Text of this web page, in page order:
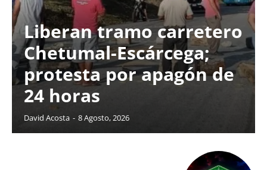
Liberan tramo carretero
Chetumal-Escárcega;
protesta por apagón de
24 horas
David Acosta - 8 Agosto, 2026